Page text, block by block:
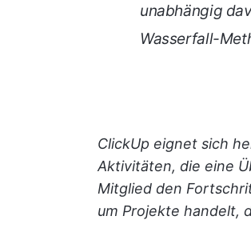
unabhängig
Wasserfall-
ClickUp eignet sich
Aktivitäten, die eine
Mitglied den
um Projekte handelt,